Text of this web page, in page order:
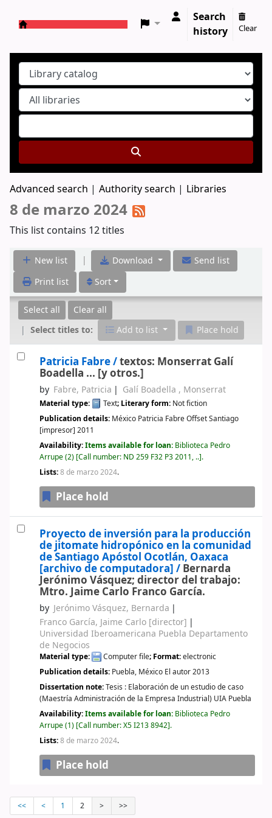
Search
history
Clear
Advanced search Authority search Libraries
8 de marzo 2024
This list contains 12 titles
New list | Download
Send list
Print list
Sort
Select all
Clear all
Select titles to:
Add to list Place hold
Patricia Fabre /textos: Monserrat Galí
Boadella ... [y otros.]
by Fabre, Patricia Galí Boadella , Monserrat
Material type: Text; Literary form: Not fiction
Publication details: México Patricia Fabre Offset Santiago
[impresor] 2011
Availability:Items available for loan: Biblioteca Pedro
Arrupe(2) Call number: ND 259 F32 P3 2011, .. .
Lists:8 de marzo 2024.
Place hold
Proyecto de inversión para la producción
de jitomate hidropónico en la comunidad
de Santiago Apóstol Ocotlán, Oaxaca
[archivo de computadora] / Bernarda
Jerónimo Vásquez; director del trabajo:
Mtro. Jaime Carlo Franco García.
by Jerónimo Vásquez, Bernarda
Franco García, Jaime Carlo [director]
Universidad Iberoamericana Puebla Departamento
de Negocios
Material type: Computer file; Format:electronic
Publication details: Puebla, México El autor2013
Dissertation note:Tesis : Elaboración de un estudio de caso
(Maestría Administración de la Empresa Industrial) UIA Puebla
Availability:Items available for loan: Biblioteca Pedro
Arrupe(1) Call number:X5 I213 8942 .
Lists:8 de marzo 2024.
Place hold
<< < 1 2 > >>